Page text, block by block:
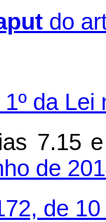
do
1º da
7.15
de
de